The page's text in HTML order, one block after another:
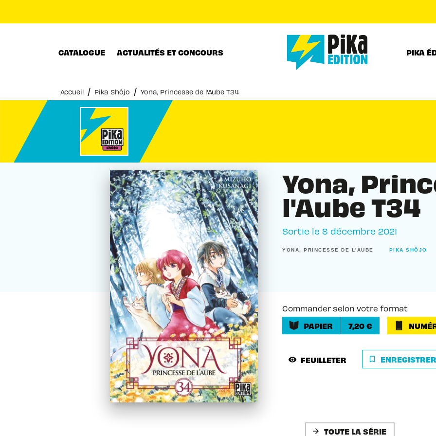
CATALOGUE ACTUALITÉS ET CONCOURS PIKA
Accueil / Pika Shôjo / Yona, Princesse de l'Aube T34
Yona,
l'Aube T34
Sortie le8 décembre 2021
YONA, PRINCESSE DE L'AUBE PIKA SHÔJO
Commander selon votre format
PAPIER
7,20 €
visibility FEUILLETER bookmark_border ENREGISTRER
arrow_forward TOUTE LA SÉRIE